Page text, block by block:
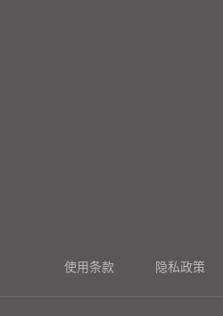
使用条款 隐私政策